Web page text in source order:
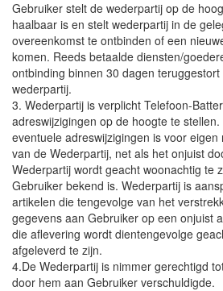
Gebruiker stelt de wederpartij op de
haalbaar is en stelt wederpartij in de
overeenkomst te ontbinden of een
komen. Reeds betaalde diensten/
ontbinding binnen 30 dagen
wederpartij.
3. Wederpartij is verplicht Telefoon-
adreswijzigingen op de hoogte te
eventuele adreswijzigingen is voor
van de Wederpartij, net als het onjuist
Wederpartij wordt geacht woonachtig te
Gebruiker bekend is. Wederpartij is
artikelen die tengevolge van het
gegevens aan Gebruiker op een onjuist
die aflevering wordt dientengevolge
afgeleverd te zijn.
4.De Wederpartij is nimmer gerechtigd
door hem aan Gebruiker verschuldigde.